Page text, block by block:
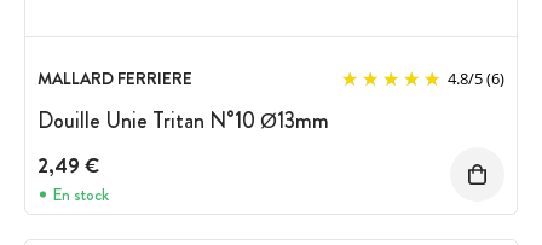
MALLARD FERRIERE 4.8/5(6)
Douille Unie Tritan N°10 Ø13mm
2,49 €
En stock